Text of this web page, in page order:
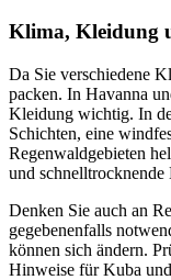
Klima, Kleidung
Da Sie verschiedene
packen. In Havanna
Kleidung wichtig. In
Schichten, eine
Regenwaldgebieten
und schnelltrocknende
Denken Sie auch an
gegebenenfalls
können sich ändern.
Hinweise für Kuba